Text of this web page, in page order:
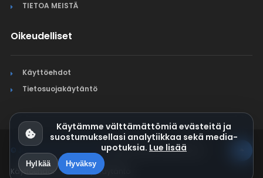
TIETOA MEISTÄ
Oikeudelliset
Käyttöehdot
Tietosuojakäytäntö
© Jura Synchro 2015-2026. Kaikki oikeudet pidätetään.
Käyttöehdot Tietosuojakäytäntö
Käytämme välttämättömiä evästeitä ja
suostumuksellasi analytiikkaa sekä media-
upotuksia. Lue lisää
Hylkää Hyväksy